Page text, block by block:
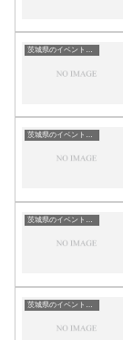
茨城県のイベント会場一覧
茨城県のイベント会場一覧